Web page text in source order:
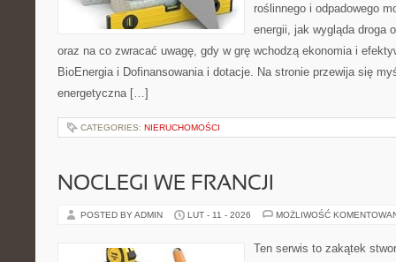
roślinnego i odpadowego
energii, jak wygląda droga
oraz na co zwracać uwagę, gdy w grę wchodzą ekonomia i
BioEnergia i Dofinansowania i dotacje. Na stronie przewija się
energetyczna […]
CATEGORIES: NIERUCHOMOŚCI
NOCLEGI WE FRANCJI
POSTED BY ADMIN LUT - 11 - 2026 MOŻLIWOŚĆ
Ten serwis to zakątek